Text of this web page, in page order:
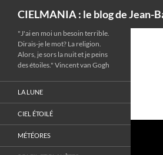
CIELMANIA : le blog de Jean-
"J'ai en moi un besoin terrible.
Dirais-je le mot? La religion.
Alors, je sors la nuit et je peins
des étoiles." Vincent van Gogh
LA LUNE
CIEL ÉTOILÉ
MÉTÉORES